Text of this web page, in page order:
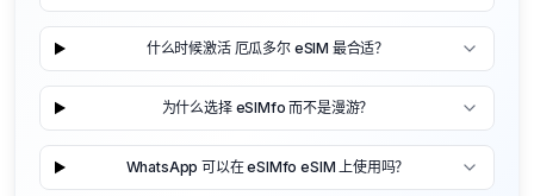
什么时候激活 厄瓜多尔 eSIM 最合适？
为什么选择 eSIMfo 而不是漫游？
WhatsApp 可以在 eSIMfo eSIM 上使用吗？